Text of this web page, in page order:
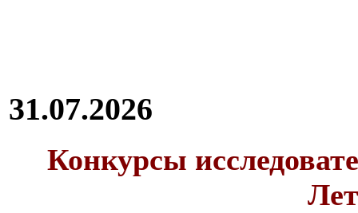
31.07.2026
Конкурсы